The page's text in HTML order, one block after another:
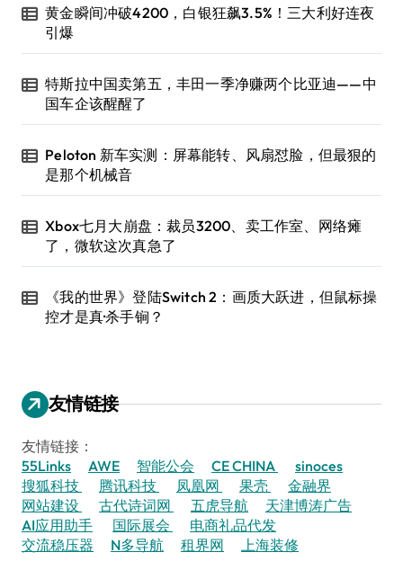
黄金瞬间冲破4200，白银狂飙3.5%！三大利好连夜
引爆
特斯拉中国卖第五，丰田一季净赚两个比亚迪——中
国车企该醒醒了
Peloton 新车实测：屏幕能转、风扇怼脸，但最狠的
是那个机械音
Xbox七月大崩盘：裁员3200、卖工作室、网络瘫
了，微软这次真急了
《我的世界》登陆Switch 2：画质大跃进，但鼠标操
控才是真·杀手锏？
友情链接
友情链接：
55Links
AWE 智能公会 CE CHINA
sinoces
搜狐科技
腾讯科技 凤凰网 果壳
金融界
网站建设
古代诗词网 五虎导航
天津博涛广告
AI应用助手
国际展会
电商礼品代发
交流稳压器
N多导航 租界网 上海装修